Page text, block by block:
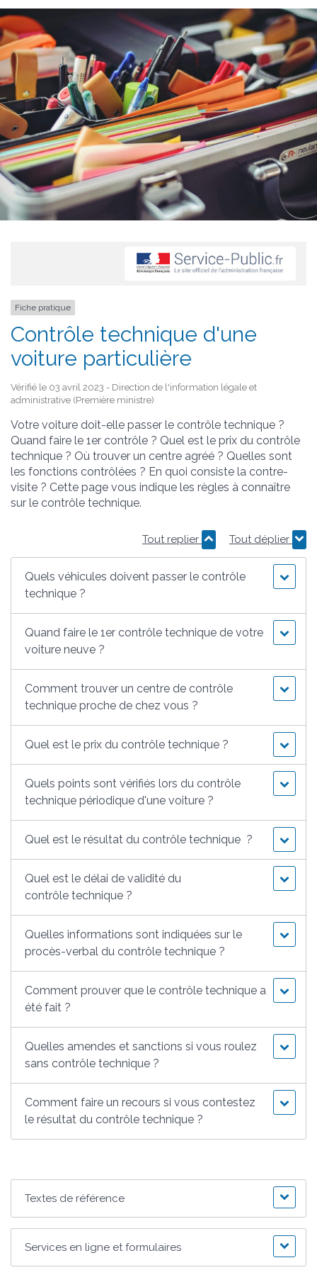
Fiche pratique
Contrôle technique d'une
voiture particulière
Vérifié le 03 avril 2023 - Direction de l'information légale et
administrative (Première ministre)
Votre voiture doit-elle passer le contrôle technique ?
Quand faire le 1er contrôle ? Quel est le prix du contrôle
technique ? Où trouver un centre agréé ? Quelles sont
les fonctions contrôlées ? En quoi consiste la contre-
visite ? Cette page vous indique les règles à connaître
sur le contrôle technique.
Tout replier Tout déplier
Quels véhicules doivent passer le contrôle
technique ?
Quand faire le 1er contrôle technique de votre
voiture neuve ?
Comment trouver un centre de contrôle
technique proche de chez vous ?
Quel est le prix du contrôle technique ?
Quels points sont vérifiés lors du contrôle
technique périodique d'une voiture ?
Quel est le résultat du contrôle technique ?
Quel est le délai de validité du
contrôle technique ?
Quelles informations sont indiquées sur le
procès-verbal du contrôle technique ?
Comment prouver que le contrôle technique a
été fait ?
Quelles amendes et sanctions si vous roulez
sans contrôle technique ?
Comment faire un recours si vous contestez
le résultat du contrôle technique ?
Textes de référence
Services en ligne et formulaires